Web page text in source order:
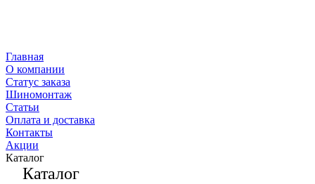
Главная
О компании
Статус заказа
Шиномонтаж
Статьи
Оплата и доставка
Контакты
Акции
Каталог
Каталог